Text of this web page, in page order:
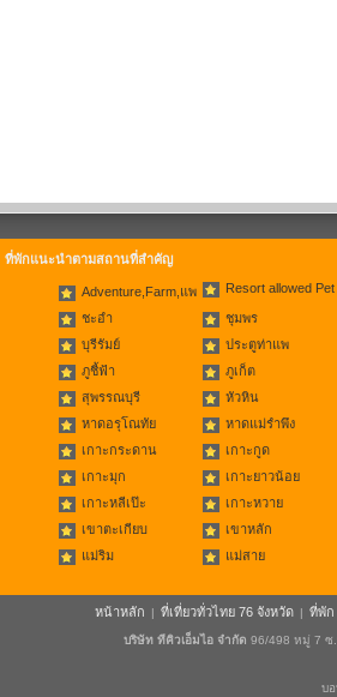
ที่พักแนะนำตามสถานที่สำคัญ
Adventure,Farm,แพ Resort allowed Pet
ชะอำ
ชุมพร
บุรีรัมย์
ประตูท่าแพ
ภูชี้ฟ้า
ภูเก็ต
สุพรรณบุรี
หัวหิน
หาดอรุโณทัย
หาดแม่รำพึง
เกาะกระดาน
เกาะกูด
เกาะมุก
เกาะยาวน้อย
เกาะหลีเป๊ะ
เกาะหวาย
เขาตะเกียบ
เขาหลัก
แม่ริม
แม่สาย
หน้าหลัก | ที่เที่ยวทั่วไทย 76 จังหวัด | ที่พัก
บริษัท ทีคิวเอ็มไอ จำกัด 96/498 หมู่ 7 ซ
บ